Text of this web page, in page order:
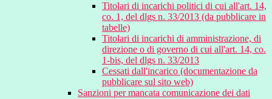
Titolari di incarichi politici di cui all'art. 14,
co. 1, del dlgs n. 33/2013 (da pubblicare in
tabelle)
Titolari di incarichi di amministrazione, di
direzione o di governo di cui all'art. 14, co.
1-bis, del dlgs n. 33/2013
Cessati dall'incarico (documentazione da
pubblicare sul sito web)
Sanzioni per mancata comunicazione dei dati